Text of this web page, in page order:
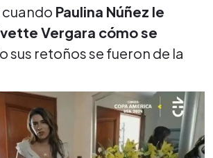
cuando Paulina Núñez le
Vergara cómo se
sus retoños se fueron de la